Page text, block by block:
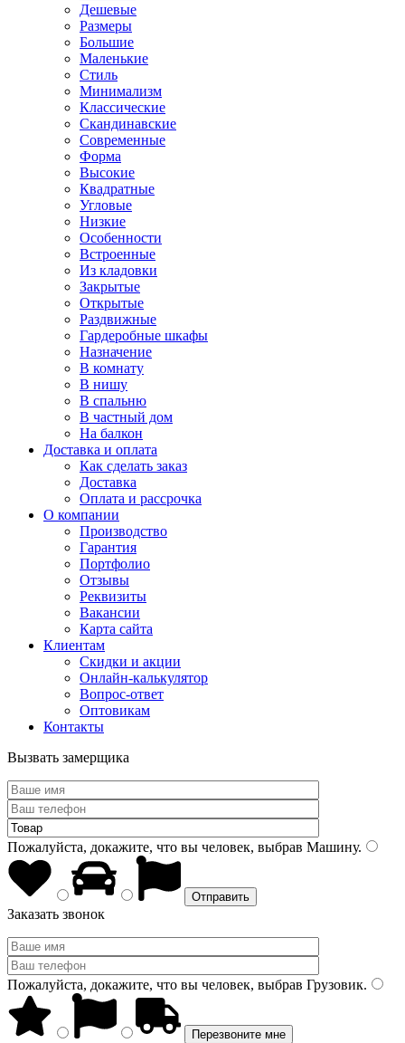
Дешевые
Размеры
Большие
Маленькие
Стиль
Минимализм
Классические
Скандинавские
Современные
Форма
Высокие
Квадратные
Угловые
Низкие
Особенности
Встроенные
Из кладовки
Закрытые
Открытые
Раздвижные
Гардеробные шкафы
Назначение
В комнату
В нишу
В спальню
В частный дом
На балкон
Доставка и оплата
Как сделать заказ
Доставка
Оплата и рассрочка
О компании
Производство
Гарантия
Портфолио
Отзывы
Реквизиты
Вакансии
Карта сайта
Клиентам
Скидки и акции
Онлайн-калькулятор
Вопрос-ответ
Оптовикам
Контакты
Вызвать замерщика
Пожалуйста, докажите, что вы человек, выбрав Машину.
Заказать звонок
Пожалуйста, докажите, что вы человек, выбрав Грузовик.